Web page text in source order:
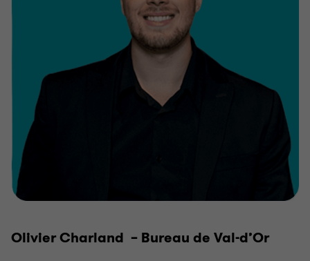
Olivier Charland – Bureau de Val-d’Or